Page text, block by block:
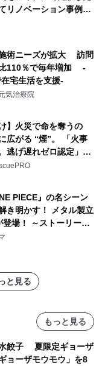
リノベーション事例5
術ニーズが拡大 訪問
110％で毎年増加 -
宅生活を支援-
気治療院
】火災で命を奪うの
広がる “煙”。 「火事
逃げ遅れゼロ認定」提
PIECE』の名シーン
き明かす！ メタル製立
登場！ ～ストーリーと
した 大人の体験型パズ
時より先行予約受付
と見る
もっと見る
餃子 夏限定ギョーザ
ョーザモウモウ」を8